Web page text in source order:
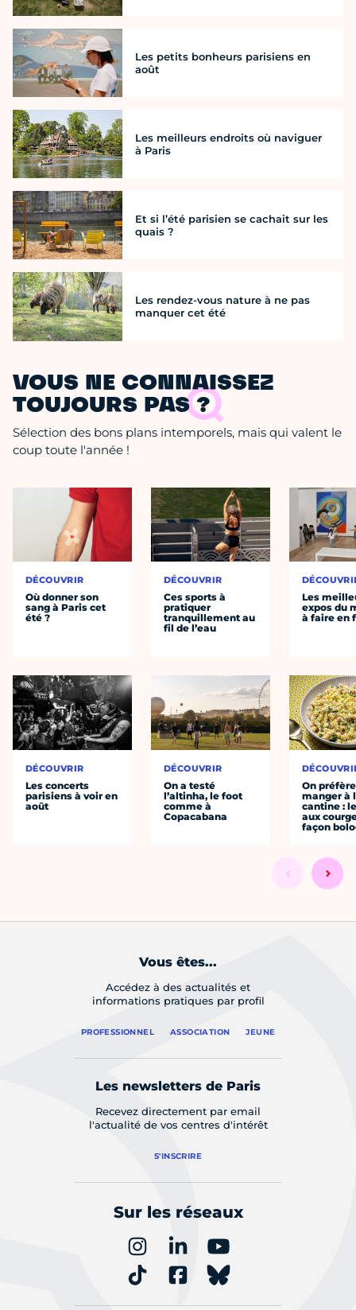
Les petits bonheurs parisiens en
août
Les meilleurs endroits où naviguer
à Paris
Et si l’été parisien se cachait sur les
quais ?
Les rendez-vous nature à ne pas
manquer cet été
VOUS NE CONNAISSEZ
TOUJOURS PAS ?
Sélection des bons plans intemporels, mais qui valent le
coup toute l'année !
DÉCOUVRIR
Où donner son
sang à Paris cet
été ?
DÉCOUVRIR
Les concerts
parisiens à voir en
août
DÉCOUVRIR
Ces sports à
pratiquer
tranquillement au
fil de l’eau
DÉCOUVRIR
On a testé
l’altinha, le foot
comme à
Copacabana
Les
expos du
à faire en
On préfère
manger à
cantine :
aux
façon
Vous êtes...
Accédez à des actualités et
informations pratiques par profil
PROFESSIONNEL ASSOCIATION JEUNE
Les newsletters de Paris
Recevez directement par email
l'actualité de vos centres d'intérêt
S'INSCRIRE
Sur les réseaux